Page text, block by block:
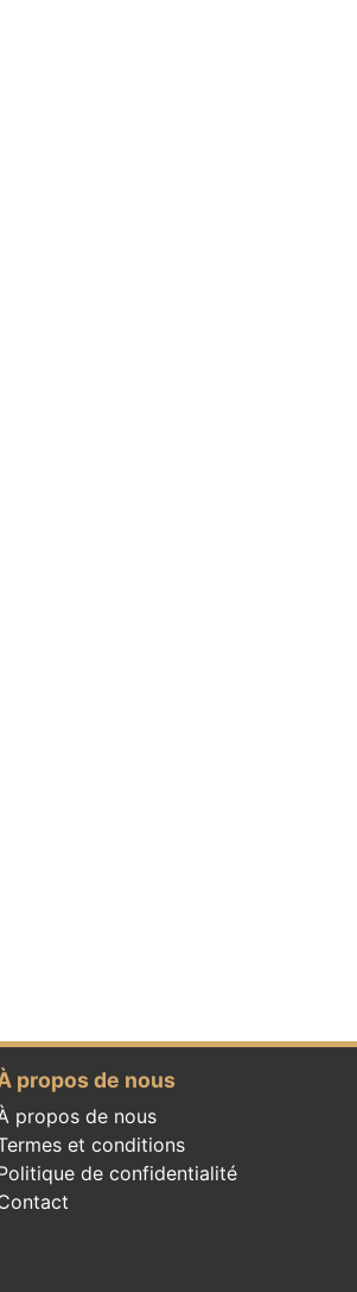
propos de nous
propos de nous
et conditions
de confidentialité